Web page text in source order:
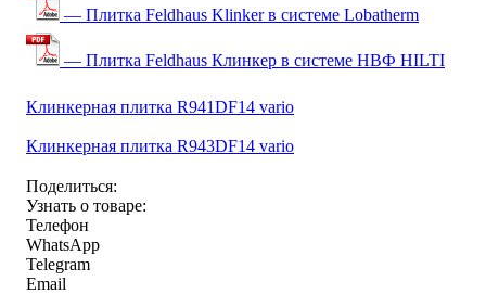
— Плитка Feldhaus Klinker в системе Lobatherm
— Плитка Feldhaus Клинкер в системе НВФ HILTI
Клинкерная плитка R941DF14 vario
Клинкерная плитка R943DF14 vario
Поделиться:
Узнать о товаре:
Телефон
WhatsApp
Telegram
Email